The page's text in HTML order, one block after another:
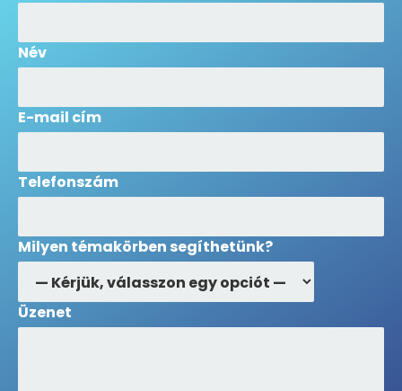
Név
E-mail cím
Telefonszám
Milyen témakörben segíthetünk?
Üzenet